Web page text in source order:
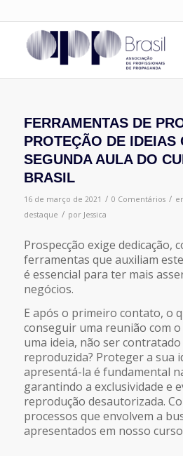
FERRAMENTAS DE
PROTEÇÃO DE IDEIAS
SEGUNDA AULA DO
BRASIL
16 de março de 2021 / 0 Comentários /
destaque / por Jessica
Prospecção exige dedicação,
ferramentas que auxiliam
é essencial para ter mais
negócios.
E após o primeiro contato, o
conseguir uma reunião com
uma ideia, não ser
reproduzida? Proteger a sua
apresentá-la é fundamental
garantindo a exclusividade e
reprodução desautorizada.
processos que envolvem a
apresentados em nosso